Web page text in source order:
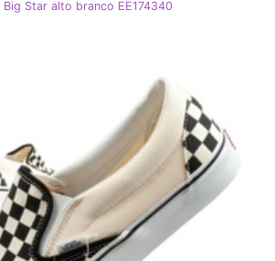
Star alto branco EE174340